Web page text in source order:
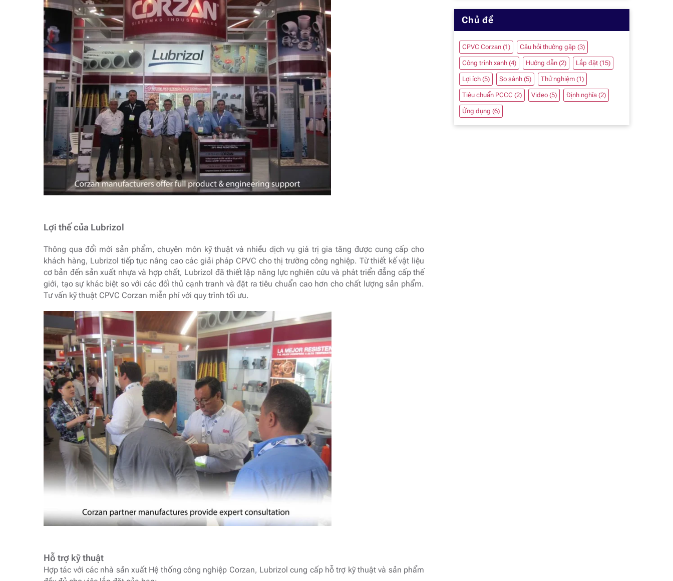
Lợi thế của Lubrizol
Thông qua đổi mới sản phẩm, chuyên môn kỹ thuật và nhiều dịch vụ giá trị gia tăng được cung cấp cho
khách hàng, Lubrizol tiếp tục nâng cao các giải pháp CPVC cho thị trường công nghiệp. Từ thiết kế vật liệu
cơ bản đến sản xuất nhựa và hợp chất, Lubrizol đã thiết lập năng lực nghiên cứu và phát triển đẳng cấp thế
giới, tạo sự khác biệt so với các đối thủ cạnh tranh và đặt ra tiêu chuẩn cao hơn cho chất lượng sản phẩm.
Tư vấn kỹ thuật CPVC Corzan miễn phí với quy trình tối ưu.
Hỗ trợ kỹ thuật
Hợp tác với các nhà sản xuất Hệ thống công nghiệp Corzan, Lubrizol cung cấp hỗ trợ kỹ thuật và sản phẩm
Chủ đề
CPVC Corzan (1) Câu hỏi thường gặp (3)
Công trình xanh (4) Hướng dẫn (2) Lắp đặt (15)
Lợi ích (5) So sánh (5) Thử nghiệm (1)
Tiêu chuẩn PCCC (2) Video (5) Định nghĩa (2)
Ứng dụng (6)